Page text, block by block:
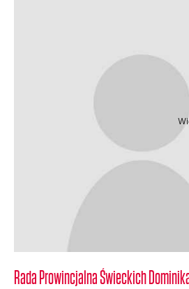
Rada Prowincjalna Świeckich